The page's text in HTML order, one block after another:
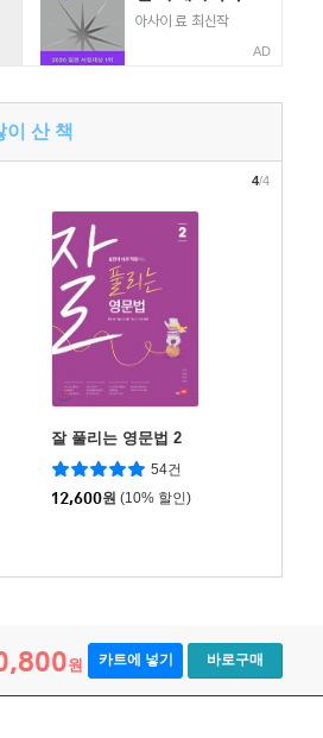
AD
이 산 책
잘 풀리는 영문법 2
54건
12,600원 (10% 할인)
4/4
원 카트에 넣기 바로구매